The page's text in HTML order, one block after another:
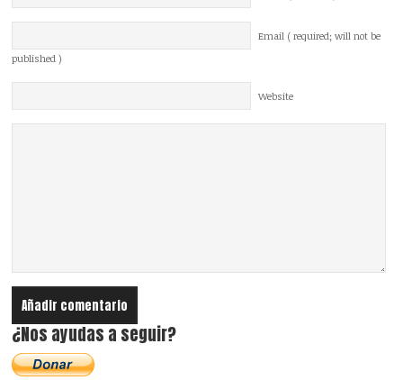
Email ( required; will not be
published )
Website
¿Nos ayudas a seguir?